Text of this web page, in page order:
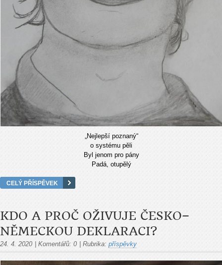
„Nejlepší poznaný“
o systému pěli
Byl jenom pro pány
Padá, otupělý
CELÝ PŘÍSPĚVEK
KDO A PROČ OŽIVUJE ČESKO–
NĚMECKOU DEKLARACI?
24. 4. 2020 Komentářů: 0 Rubrika: příspěvky